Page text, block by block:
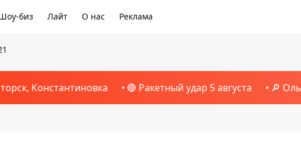
биз Лайт О нас Реклама
Константиновка 🔴 Ракетный удар 5 августа 🔎